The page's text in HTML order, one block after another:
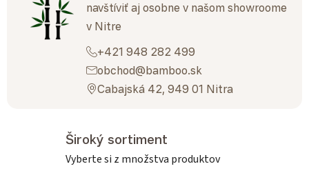
navštíviť aj osobne v našom showroome
v Nitre
+421 948 282 499
obchod@bamboo.sk
Cabajská 42, 949 01 Nitra
Široký sortiment
Vyberte si z množstva produktov